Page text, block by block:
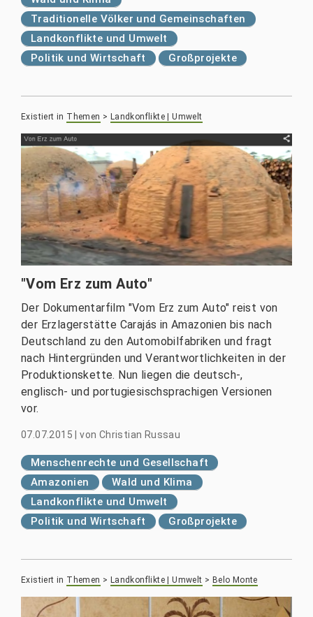
Traditionelle Völker und Gemeinschaften
Landkonflikte und Umwelt
Politik und Wirtschaft
Großprojekte
Existiert in Themen > Landkonflikte | Umwelt
"Vom Erz zum Auto"
Der Dokumentarfilm "Vom Erz zum Auto" reist von
der Erzlagerstätte Carajás in Amazonien bis nach
Deutschland zu den Automobilfabriken und fragt
nach Hintergründen und Verantwortlichkeiten in der
Produktionskette. Nun liegen die deutsch-,
englisch- und portugiesischsprachigen Versionen
vor.
07.07.2015 |von Christian Russau
Menschenrechte und Gesellschaft
Amazonien
Wald und Klima
Landkonflikte und Umwelt
Politik und Wirtschaft
Großprojekte
Existiert in Themen > Landkonflikte | Umwelt > Belo Monte